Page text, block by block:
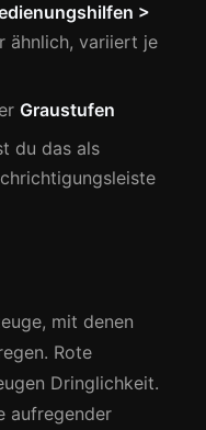
>
ähnlich, variiert je
Graustufen
du das als
mit denen
Rote
Dringlichkeit.
aufregender